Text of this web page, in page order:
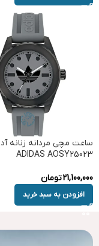
ساعت مچی مردانه زنانه
ADIDAS AOSY25023
21,100,000تومان
افزودن به سبد خرید